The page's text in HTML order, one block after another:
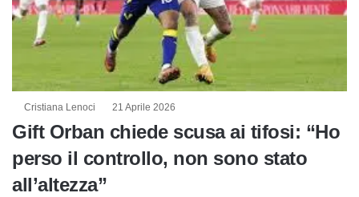
Cristiana Lenoci 21 Aprile 2026
Gift Orban chiede scusa ai tifosi: “Ho
perso il controllo, non sono stato
all’altezza”